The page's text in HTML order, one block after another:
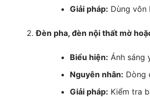
Giải pháp: Dùng vôn
Đèn pha, đèn nội thất mờ
Biểu hiện: Ánh sáng
Nguyên nhân: Dòng
Giải pháp: Kiểm tra